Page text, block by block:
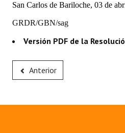
Ciudadano Ilustre - Registro
Banca del Vecino - Registro
Antiguos Pobladores - Registro
San Carlos de Bariloche, 03 de
GRDR/GBN/sag
Versión PDF de la
Anterior